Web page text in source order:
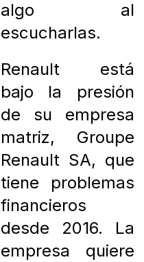
algo al
escucharlas.
Renault está
bajo la presión
de su empresa
matriz, Groupe
Renault SA, que
tiene problemas
financieros
desde 2016. La
empresa quiere